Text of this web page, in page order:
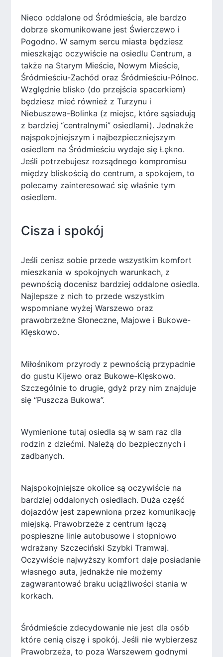
Nieco oddalone od Śródmieścia, ale bardzo
dobrze skomunikowane jest Świerczewo i
Pogodno. W samym sercu miasta będziesz
mieszkając oczywiście na osiedlu Centrum, a
także na Starym Mieście, Nowym Mieście,
Śródmieściu-Zachód oraz Śródmieściu-Północ.
Względnie blisko (do przejścia spacerkiem)
będziesz mieć również z Turzynu i
Niebuszewa-Bolinka (z miejsc, które sąsiadują
z bardziej “centralnymi” osiedlami). Jednakże
najspokojniejszym i najbezpieczniejszym
osiedlem na Śródmieściu wydaje się Łękno.
Jeśli potrzebujesz rozsądnego kompromisu
między bliskością do centrum, a spokojem, to
polecamy zainteresować się właśnie tym
osiedlem.
Cisza i spokój
Jeśli cenisz sobie przede wszystkim komfort
mieszkania w spokojnych warunkach, z
pewnością docenisz bardziej oddalone osiedla.
Najlepsze z nich to przede wszystkim
wspomniane wyżej Warszewo oraz
prawobrzeżne Słoneczne, Majowe i Bukowe-
Klęskowo.
Miłośnikom przyrody z pewnością przypadnie
do gustu Kijewo oraz Bukowe-Klęskowo.
Szczególnie to drugie, gdyż przy nim znajduje
się “Puszcza Bukowa”.
Wymienione tutaj osiedla są w sam raz dla
rodzin z dziećmi. Należą do bezpiecznych i
zadbanych.
Najspokojniejsze okolice są oczywiście na
bardziej oddalonych osiedlach. Duża część
dojazdów jest zapewniona przez komunikację
miejską. Prawobrzeże z centrum łączą
pospieszne linie autobusowe i stopniowo
wdrażany Szczeciński Szybki Tramwaj.
Oczywiście najwyższy komfort daje posiadanie
własnego auta, jednakże nie możemy
zagwarantować braku uciążliwości stania w
korkach.
Śródmieście zdecydowanie nie jest dla osób
które cenią ciszę i spokój. Jeśli nie wybierzesz
Prawobrzeża, to poza Warszewem godnymi